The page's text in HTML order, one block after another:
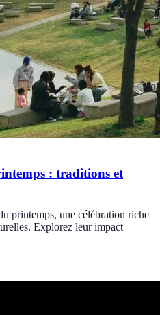
: traditions et
printemps, une célébration riche
Explorez leur impact